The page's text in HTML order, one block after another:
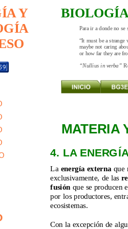
MATERIA
Y
4. LA
La energía externa que
exclusivamente, de las
fusión que se producen
por los productores,
ecosistemas.
Con la excepción de
Para ir a donde no se
“It must be a
maybe not caring
or how far they are
“Nullius in verba”